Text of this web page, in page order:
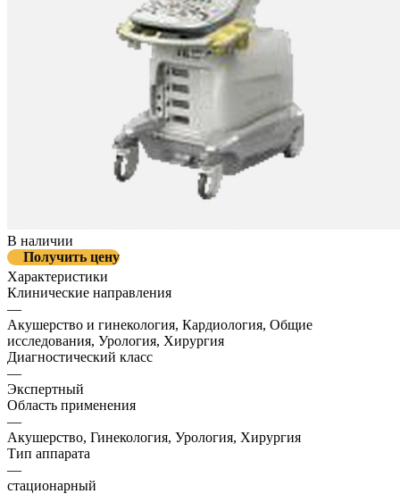
В наличии
Получить цену
Характеристики
Клинические направления
—
Акушерство и гинекология, Кардиология, Общие
исследования, Урология, Хирургия
Диагностический класс
—
Экспертный
Область применения
—
Акушерство, Гинекология, Урология, Хирургия
Тип аппарата
—
стационарный